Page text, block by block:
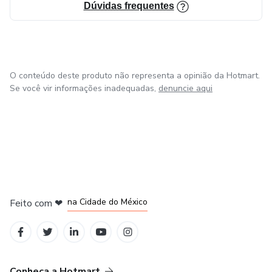
microagulhamento e quais são as opções de peelings
quimicos seguros.
Dúvidas frequentes
O conteúdo deste produto não representa a opinião da Hotmart.
Se você vir informações inadequadas, denuncie aqui
Feito com ❤ na Cidade do México